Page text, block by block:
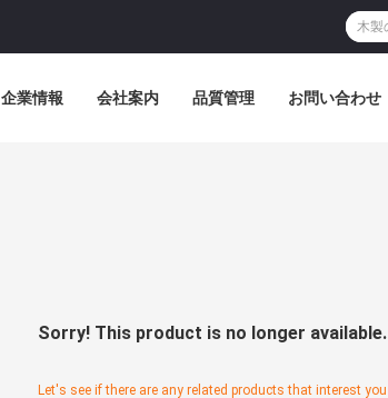
企業情報 会社案内 品質管理 お問い合わせ
Sorry! This product is no longer available.
Let's see if there are any related products that interest you